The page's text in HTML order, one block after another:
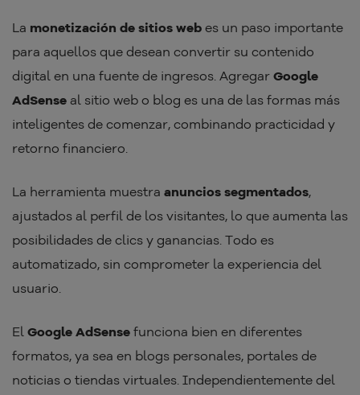
La monetización de sitios web es un paso importante
para aquellos que desean convertir su contenido
digital en una fuente de ingresos. Agregar Google
AdSense al sitio web o blog es una de las formas más
inteligentes de comenzar, combinando practicidad y
retorno financiero.
La herramienta muestra anuncios segmentados,
ajustados al perfil de los visitantes, lo que aumenta las
posibilidades de clics y ganancias. Todo es
automatizado, sin comprometer la experiencia del
usuario.
El Google AdSense funciona bien en diferentes
formatos, ya sea en blogs personales, portales de
noticias o tiendas virtuales. Independientemente del